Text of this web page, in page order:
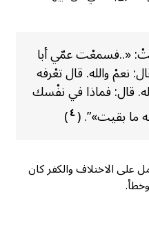
«..فسمعْت عمّي أبا
نعمْ والله. قال تعْرفه
قال: فماذا في نفْسك
ما بقيت»”. (٤)
على الاختلاف والكفر كان